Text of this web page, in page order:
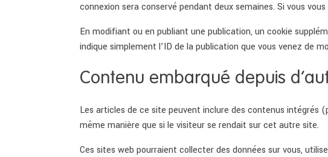
connexion sera conservé pendant deux semaines. Si vous
En modifiant ou en publiant une publication, un cookie
indique simplement l’ID de la publication que vous venez de
Contenu embarqué depuis
Les articles de ce site peuvent inclure des contenus intégrés
même manière que si le visiteur se rendait sur cet autre site.
Ces sites web pourraient collecter des données sur vous,